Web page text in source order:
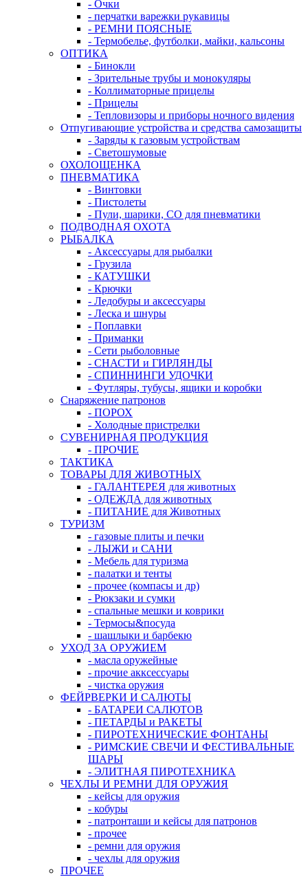
- Очки
- перчатки варежки рукавицы
- РЕМНИ ПОЯСНЫЕ
- Термобелье, футболки, майки, кальсоны
ОПТИКА
- Бинокли
- Зрительные трубы и монокуляры
- Коллиматорные прицелы
- Прицелы
- Тепловизоры и приборы ночного видения
Отпугивающие устройства и средства самозащиты
- Заряды к газовым устройствам
- Светошумовые
ОХОЛОЩЕНКА
ПНЕВМАТИКА
- Винтовки
- Пистолеты
- Пули, шарики, СО для пневматики
ПОДВОДНАЯ ОХОТА
РЫБАЛКА
- Аксессуары для рыбалки
- Грузила
- КАТУШКИ
- Крючки
- Ледобуры и аксессуары
- Леска и шнуры
- Поплавки
- Приманки
- Сети рыболовные
- СНАСТИ и ГИРЛЯНДЫ
- СПИННИНГИ УДОЧКИ
- Футляры, тубусы, ящики и коробки
Снаряжение патронов
- ПОРОХ
- Холодные пристрелки
СУВЕНИРНАЯ ПРОДУКЦИЯ
- ПРОЧИЕ
ТАКТИКА
ТОВАРЫ ДЛЯ ЖИВОТНЫХ
- ГАЛАНТЕРЕЯ для животных
- ОДЕЖДА для животных
- ПИТАНИЕ для Животных
ТУРИЗМ
- газовые плиты и печки
- ЛЫЖИ и САНИ
- Мебель для туризма
- палатки и тенты
- прочее (компасы и др)
- Рюкзаки и сумки
- спальные мешки и коврики
- Термосы&посуда
- шашлыки и барбекю
УХОД ЗА ОРУЖИЕМ
- масла оружейные
- прочие акксессуары
- чистка оружия
ФЕЙРВЕРКИ И САЛЮТЫ
- БАТАРЕИ САЛЮТОВ
- ПЕТАРДЫ и РАКЕТЫ
- ПИРОТЕХНИЧЕСКИЕ ФОНТАНЫ
- РИМСКИЕ СВЕЧИ И ФЕСТИВАЛЬНЫЕ
ШАРЫ
- ЭЛИТНАЯ ПИРОТЕХНИКА
ЧЕХЛЫ И РЕМНИ ДЛЯ ОРУЖИЯ
- кейсы для оружия
- кобуры
- патронташи и кейсы для патронов
- прочее
- ремни для оружия
- чехлы для оружия
ПРОЧЕЕ